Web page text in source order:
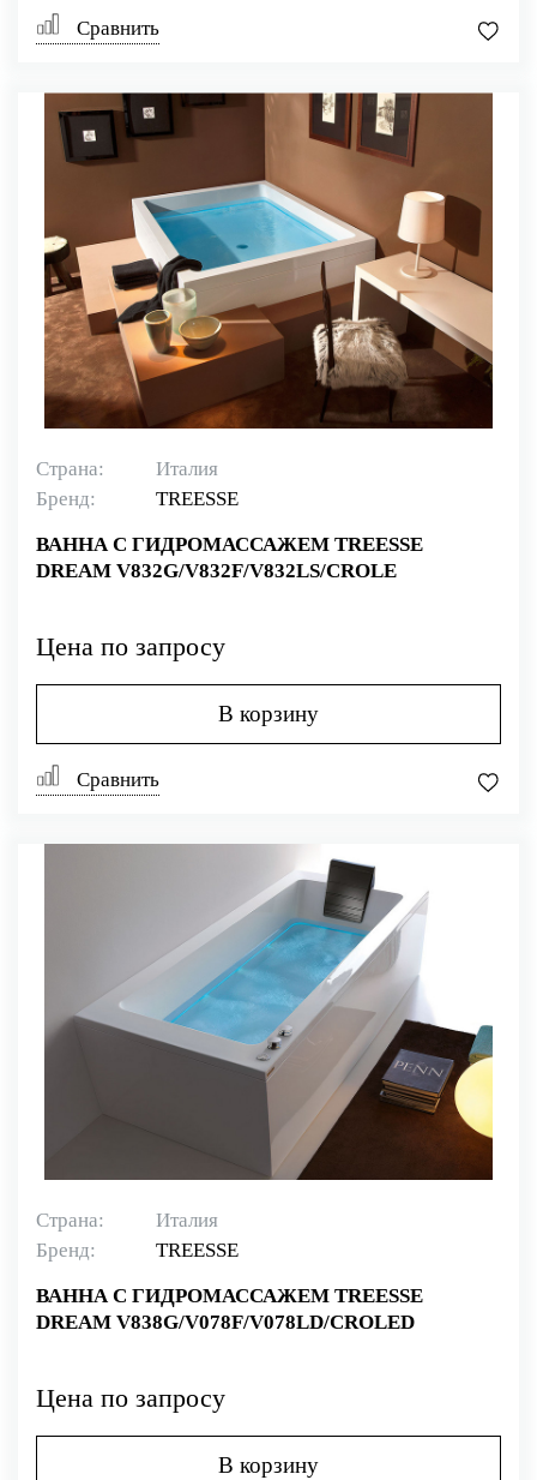
Сравнить
Страна:
Италия
Бренд:
TREESSE
ВАННА С ГИДРОМАССАЖЕМ TREESSE
DREAM V832G/V832F/V832LS/CROLE
Цена по запросу
В корзину
Сравнить
Страна:
Италия
Бренд:
TREESSE
ВАННА С ГИДРОМАССАЖЕМ TREESSE
DREAM V838G/V078F/V078LD/CROLED
Цена по запросу
В корзину